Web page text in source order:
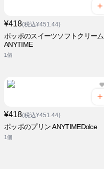
¥418(税込¥451.44)
ポッポのスイーツソフトクリーム
ANYTIME
1個
¥418(税込¥451.44)
ポッポのプリン ANYTIMEDolce
1個